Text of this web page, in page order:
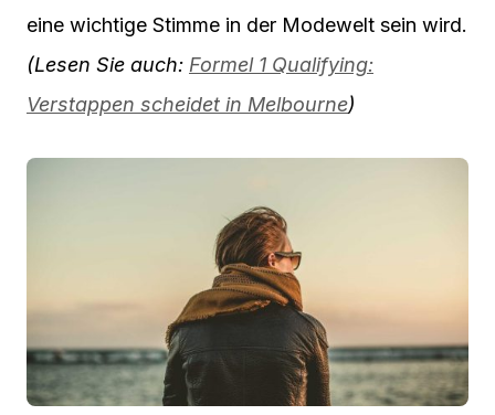
eine wichtige Stimme in der Modewelt sein wird.
(Lesen Sie auch: Formel 1 Qualifying:
Verstappen scheidet in Melbourne)